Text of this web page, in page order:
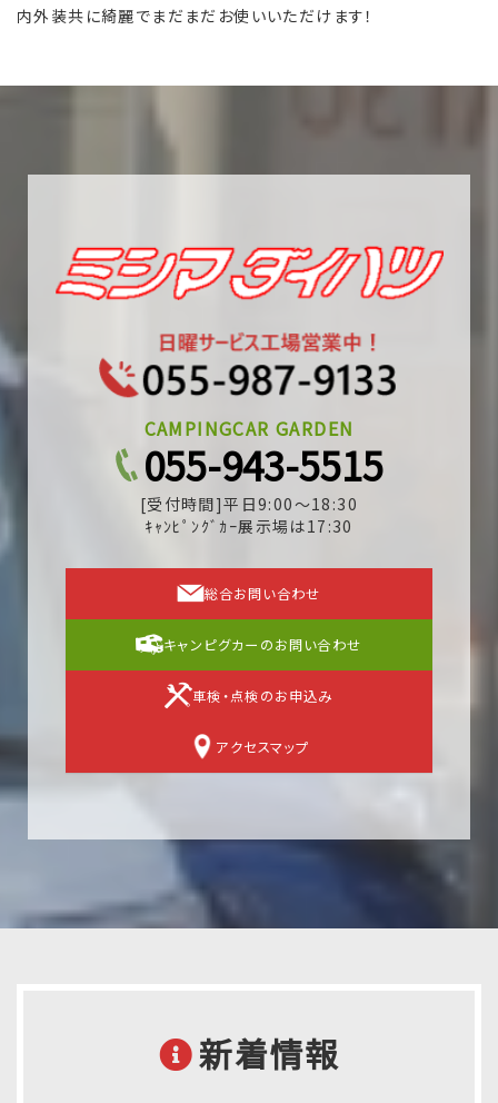
内外装共に綺麗でまだまだお使いいただけます！
CAMPINGCAR GARDEN
055-943-5515
[受付時間]平日9:00～18:30
ｷｬﾝﾋﾟﾝｸﾞｶｰ展示場は17:30
総合お問い合わせ
キャンピグカーのお問い合わせ
車検・点検のお申込み
アクセスマップ
新着情報